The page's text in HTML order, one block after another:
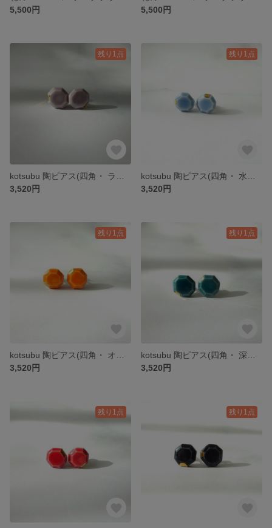
5,500円
5,500円
残り1点
3,520円
残り1点
3,520円
残り1点
3,520円
残り1点
3,520円
残り1点 残り1点